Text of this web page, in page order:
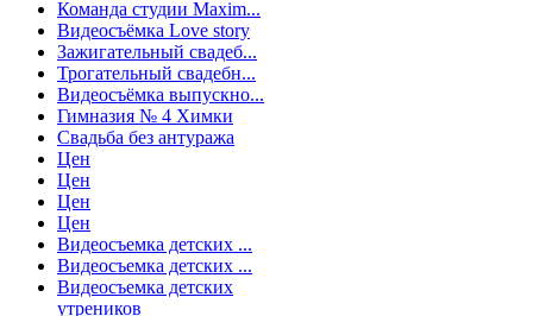
Команда студии Maxim...
Видеосъёмка Love story
Зажигательный свадеб...
Трогательный свадебн...
Видеосъёмка выпускно...
Гимназия № 4 Химки
Свадьба без антуража
Цен
Цен
Цен
Цен
Видеосъемка детских ...
Видеосъемка детских ...
Видеосъемка детских
утреников